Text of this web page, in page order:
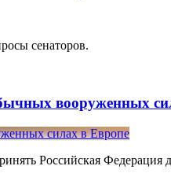
сенаторов.
вооруженных
Российская Федерация